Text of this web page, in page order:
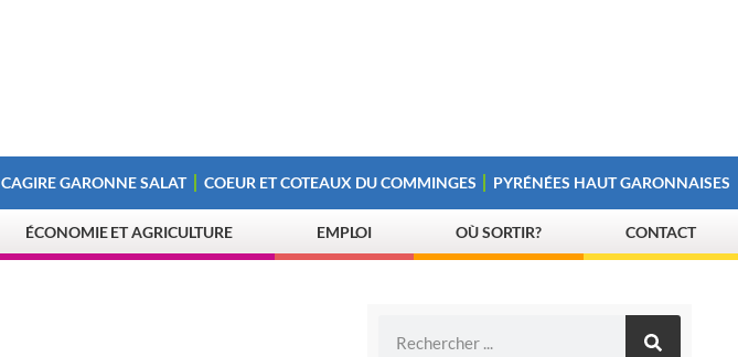
CAGIRE GARONNE SALAT COEUR ET COTEAUX DU COMMINGES PYRÉNÉES HAUT GARONNAISES
ÉCONOMIE ET AGRICULTURE EMPLOI OÙ SORTIR? CONTACT